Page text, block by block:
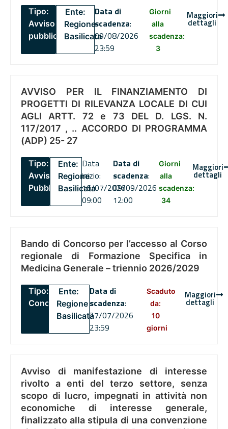
Tipo:
Avviso
pubblico
Ente:
Regione
Basilicata
Data di
scadenza:
09/08/2026
23:59
Giorni
alla
scadenza:
3
Maggiori
dettagli
AVVISO PER IL FINANZIAMENTO DI
PROGETTI DI RILEVANZA LOCALE DI CUI
AGLI ARTT. 72 e 73 DEL D. LGS. N.
117/2017 , .. ACCORDO DI PROGRAMMA
(ADP) 25- 27
Tipo:
Avviso
Pubblico
Ente:
Regione
Basilicata
Data
inizio:
16/07/2026
09:00
Data di
scadenza:
09/09/2026
12:00
Giorni
alla
scadenza:
34
Maggiori
dettagli
Bando di Concorso per l’accesso al Corso
regionale di Formazione Specifica in
Medicina Generale – triennio 2026/2029
Tipo:
Concorsi
Ente:
Regione
Basilicata
Data di
scadenza:
27/07/2026
23:59
Scaduto
da:
10
giorni
Maggiori
dettagli
Avviso di manifestazione di interesse
rivolto a enti del terzo settore, senza
scopo di lucro, impegnati in attività non
economiche di interesse generale,
finalizzato alla stipula di una convenzione